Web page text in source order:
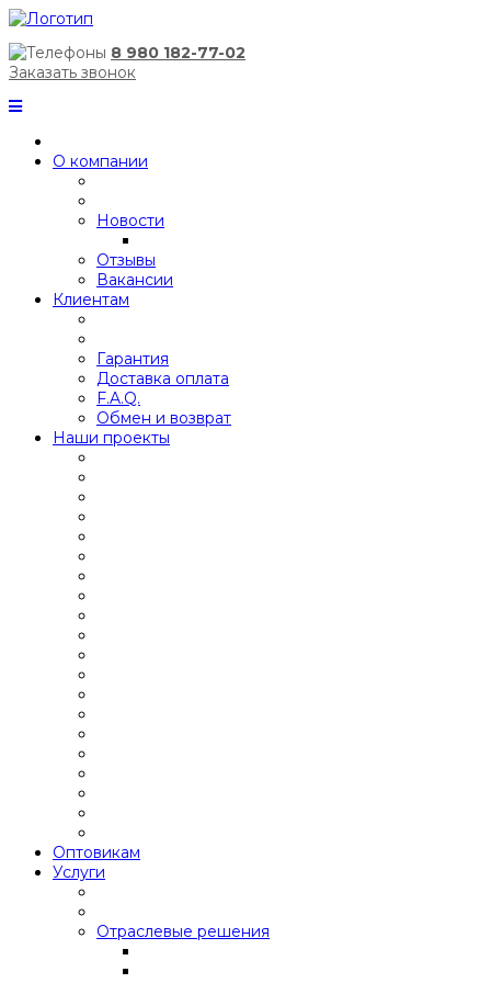
8 980 182-77-02
Заказать звонок
О компании
Новости
Отзывы
Вакансии
Клиентам
Гарантия
Доставка оплата
F.A.Q.
Обмен и возврат
Наши проекты
Оптовикам
Услуги
Отраслевые решения